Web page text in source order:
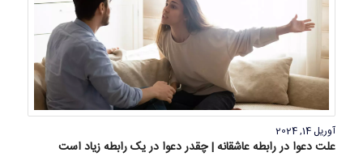
آوریل 14, 2024
علت دعوا در رابطه عاشقانه | چقدر دعوا در یک رابطه زیاد است